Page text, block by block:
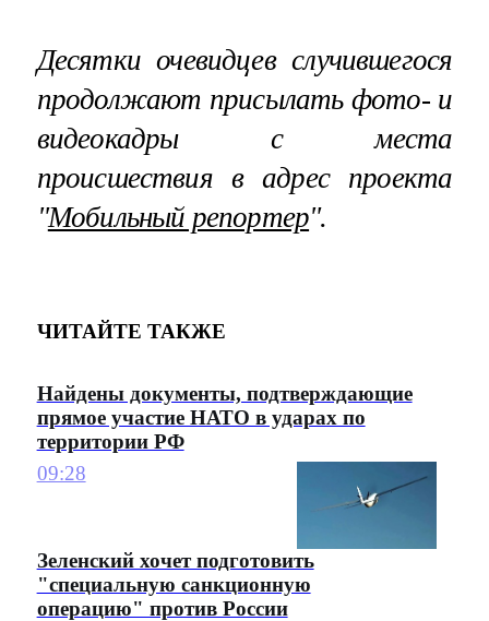
Десятки очевидцев случившегося
продолжают присылать фото- и
видеокадры с места
происшествия в адрес проекта
"Мобильный репортер".
ЧИТАЙТЕ ТАКЖЕ
Найдены документы, подтверждающие
прямое участие НАТО в ударах по
территории РФ
09:28
Зеленский хочет подготовить
"специальную санкционную
операцию" против России